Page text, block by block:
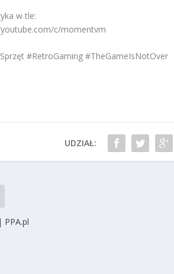
w tle:
c/momentvm
#RetroGaming #TheGameIsNotOver
UDZIAŁ:
PPA.pl